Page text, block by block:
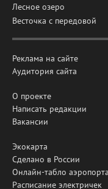
Лесное озеро
Весточка с передовой
Реклама на сайте
Аудитория сайта
О проекте
Написать редакции
Вакансии
Экокарта
Сделано в России
Онлайн-табло аэропорта
Расписание электричек